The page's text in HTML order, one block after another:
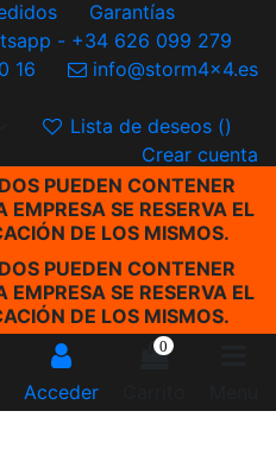
Garantías
- +34 626 099 279
16
info@storm4x4.es
Lista de deseos ()
Crear cuenta
PUEDEN CONTENER
EMPRESA SE RESERVA EL
DE LOS MISMOS.
PUEDEN CONTENER
EMPRESA SE RESERVA EL
DE LOS MISMOS.
Acceder
0